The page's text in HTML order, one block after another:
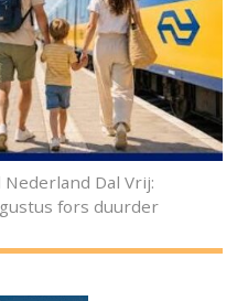
Dal Vrij:
fors duurder